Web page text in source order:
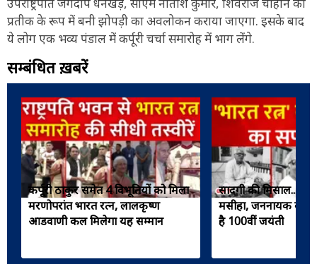
प्रतीक के रूप में बनी झोपड़ी का अवलोकन कराया जाएगा. इसके बाद
ये लोग एक भव्य पंडाल में कर्पूरी चर्चा समारोह में भाग लेंगे.
सम्बंधित ख़बरें
कर्पूरी ठाकुर समेत 4 विभूतियों को मिला
मरणोपरांत भारत रत्न, लालकृष्ण
आडवाणी कल मिलेगा यह सम्मान
सादगी की
मसीहा, जननायक
है 100वीं जयंती